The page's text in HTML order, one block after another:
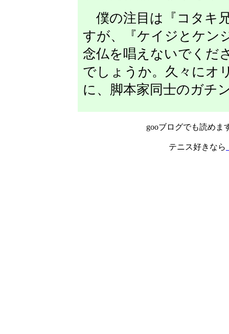
僕の注目は『コタキ
すが、『ケイジとケン
念仏を唱えないでくだ
でしょうか。久々にオ
に、脚本家同士のガチ
gooブログでも読めま
テニス好きなら